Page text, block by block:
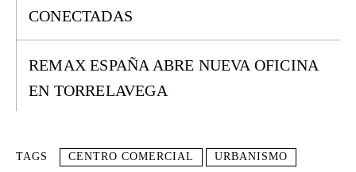
CONECTADAS
REMAX ESPAÑA ABRE NUEVA OFICINA
EN TORRELAVEGA
TAGS CENTRO COMERCIAL URBANISMO